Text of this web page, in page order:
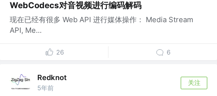
WebCodecs对音视频进行编码解码
现在已经有很多 Web API 进行媒体操作： Media Stream
API, Me...
26 6
Redknot
5年前
关注